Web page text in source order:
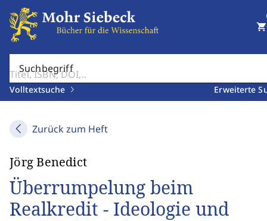
Suchbegriff
Volltextsuche Erweiterte
shopping_cart
Zurück zum Heft
Jörg Benedict
Überrumpelung beim
Realkredit - Ideologie und